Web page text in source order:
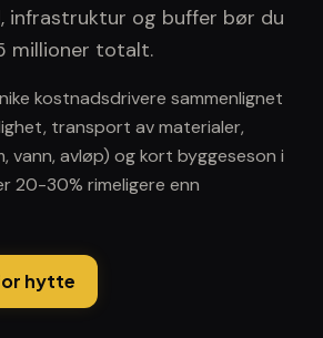
infrastruktur og buffer bør du
millioner totalt.
kostnadsdrivere sammenlignet
transport av materialer,
vann, avløp) og kort byggeseson i
20-30% rimeligere enn
hytte